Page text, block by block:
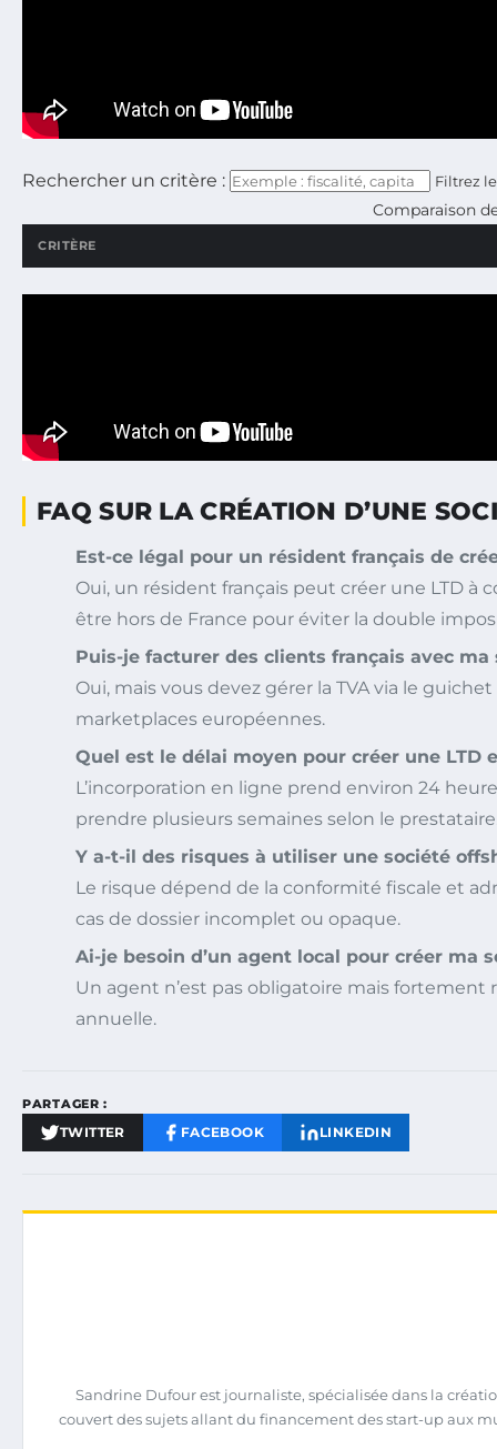
Rechercher un critère : Filtrez
Comparaison
CRITÈRE
FAQ SUR LA CRÉATION D’UNE
Est-ce légal pour un résident français de
Oui, un résident français peut créer une LTD
être hors de France pour éviter la double
Puis-je facturer des clients français avec ma
Oui, mais vous devez gérer la TVA via le
marketplaces européennes.
Quel est le délai moyen pour créer une LTD
L’incorporation en ligne prend environ 24
prendre plusieurs semaines selon le
Y a-t-il des risques à utiliser une société
Le risque dépend de la conformité fiscale et
cas de dossier incomplet ou opaque.
Ai-je besoin d’un agent local pour créer ma
Un agent n’est pas obligatoire mais
annuelle.
PARTAGER :
TWITTER FACEBOOK LINKEDIN
Sandrine Dufour est journaliste, spécialisée dans la
couvert des sujets allant du financement des start-up aux